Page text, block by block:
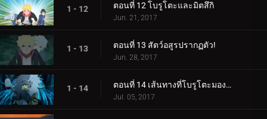
1 - 12 ตอนที่ 12 โบรูโตะและมิตสึกิ
Jun. 21, 2017
1 - 13 ตอนที่ 13 สัตว์อสูรปรากฏตัว!
Jun. 28, 2017
1 - 14 ตอนที่ 14 เส้นทางที่โบรูโตะมองเห็น
Jul. 05, 2017